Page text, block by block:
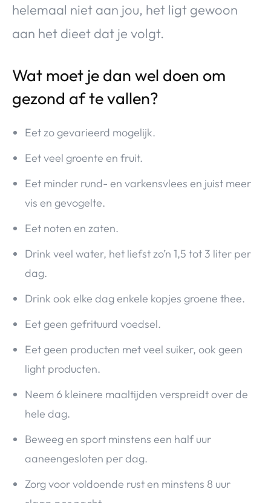
helemaal niet aan jou, het ligt gewoon
aan het dieet dat je volgt.
Wat moet je dan wel doen om
gezond af te vallen?
Eet zo gevarieerd mogelijk.
Eet veel groente en fruit.
Eet minder rund- en varkensvlees en juist meer
vis en gevogelte.
Eet noten en zaten.
Drink veel water, het liefst zo’n 1,5 tot 3 liter per
dag.
Drink ook elke dag enkele kopjes groene thee.
Eet geen gefrituurd voedsel.
Eet geen producten met veel suiker, ook geen
light producten.
Neem 6 kleinere maaltijden verspreidt over de
hele dag.
Beweeg en sport minstens een half uur
aaneengesloten per dag.
Zorg voor voldoende rust en minstens 8 uur